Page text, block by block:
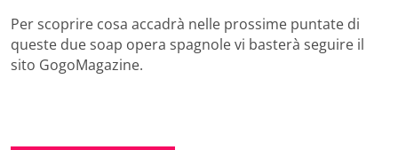
Per scoprire cosa accadrà nelle prossime puntate di
queste due soap opera spagnole vi basterà seguire il
sito GogoMagazine.